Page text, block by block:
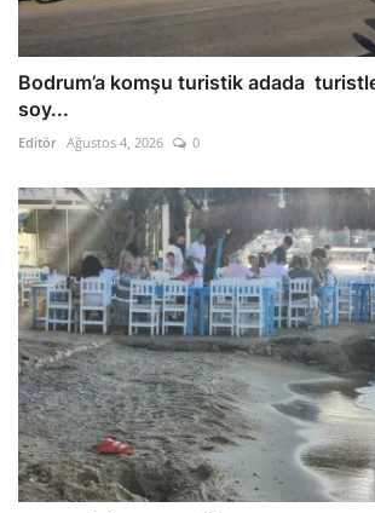
Bodrum’a komşu turistik adada
soy...
Editör Ağustos 4, 2026 0